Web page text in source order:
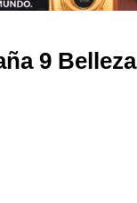
9 Belleza